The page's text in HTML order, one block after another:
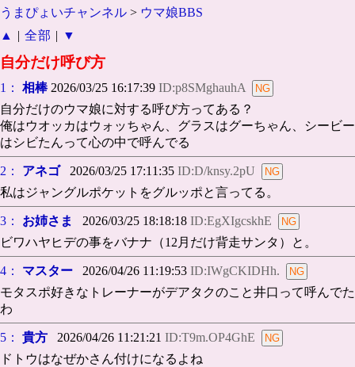
うまぴょいチャンネル > ウマ娘BBS
▲
| 全部 | ▼
自分だけ呼び方
1： 相棒2026/03/25 16:17:39 ID:p8SMghauhA
自分だけのウマ娘に対する呼び方ってある？
俺はウオッカはウォッちゃん、グラスはグーちゃん、シービー
はシビたんって心の中で呼んでる
2： アネゴ2026/03/25 17:11:35 ID:D/knsy.2pU
私はジャングルポケットをグルッポと言ってる。
3： お姉さま 2026/03/25 18:18:18 ID:EgXIgcskhE
ビワハヤヒデの事をバナナ（12月だけ背走サンタ）と。
4： マスター 2026/04/26 11:19:53 ID:IWgCKIDHh.
モタスポ好きなトレーナーがデアタクのこと井口って呼んでた
わ
5： 貴方 2026/04/26 11:21:21 ID:T9m.OP4GhE
ドトウはなぜかさん付けになるよね